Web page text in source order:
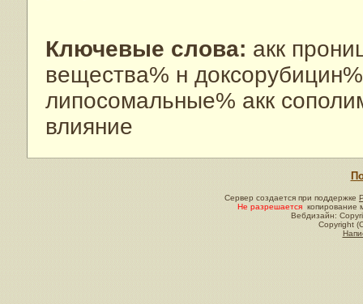
Ключевые слова: акк
вещества% н
липосомальные% акк
влияние
Сервер создается при поддержке
Не разрешается копирование
Вебдизайн:
Copyright